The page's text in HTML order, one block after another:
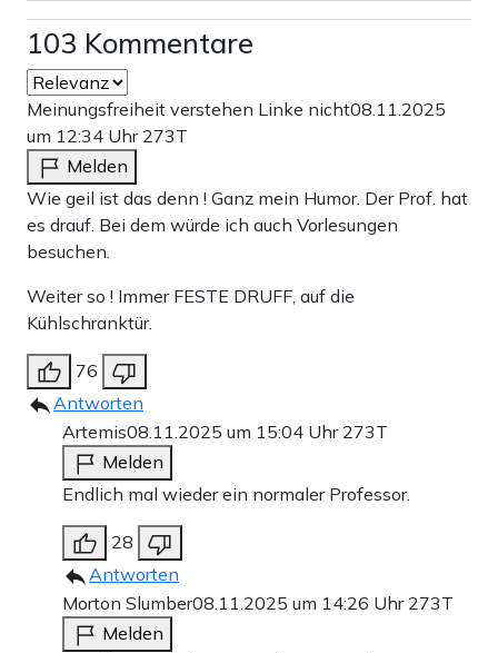
103 Kommentare
Meinungsfreiheit verstehen Linke nicht08.11.2025
um 12:34 Uhr 273T
Melden
Wie geil ist das denn ! Ganz mein Humor. Der Prof. hat
es drauf. Bei dem würde ich auch Vorlesungen
besuchen.
Weiter so ! Immer FESTE DRUFF, auf die
Kühlschranktür.
76
Antworten
Artemis08.11.2025 um 15:04 Uhr 273T
Melden
Endlich mal wieder ein normaler Professor.
28
Antworten
Morton Slumber08.11.2025 um 14:26 Uhr 273T
Melden